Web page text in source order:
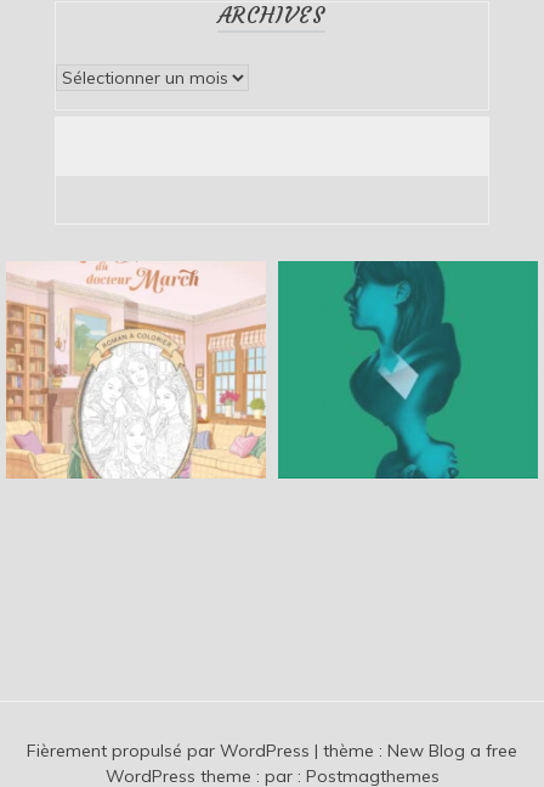
ARCHIVES
Archives
Fièrement propulsé par WordPress | thème : New Blog a free
WordPress theme : par : Postmagthemes